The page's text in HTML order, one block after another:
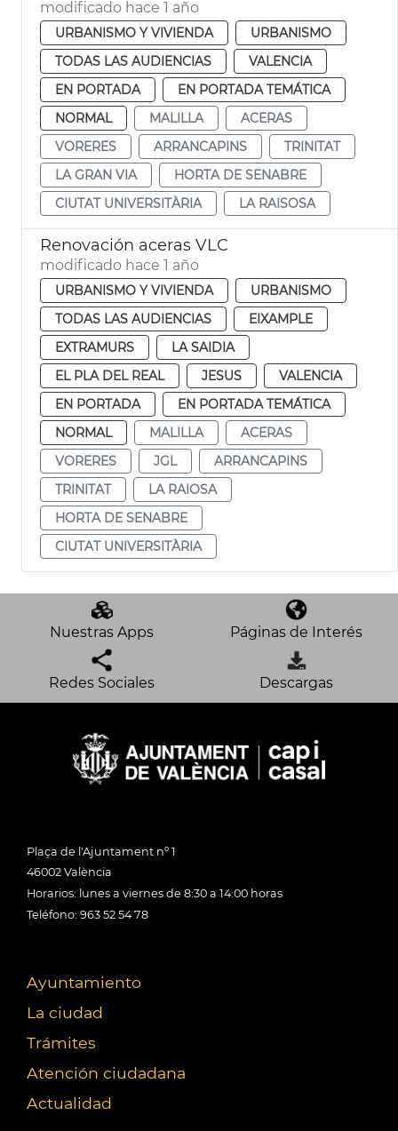
modificado hace 1 año
URBANISMO Y VIVIENDA
URBANISMO
TODAS LAS AUDIENCIAS
VALENCIA
EN PORTADA
EN PORTADA TEMÁTICA
NORMAL
MALILLA
ACERAS
VORERES
ARRANCAPINS
TRINITAT
LA GRAN VIA
HORTA DE SENABRE
CIUTAT UNIVERSITÀRIA
LA RAISOSA
Renovación aceras VLC
modificado hace 1 año
URBANISMO Y VIVIENDA
URBANISMO
TODAS LAS AUDIENCIAS
EIXAMPLE
EXTRAMURS
LA SAIDIA
EL PLA DEL REAL
JESUS
VALENCIA
EN PORTADA
EN PORTADA TEMÁTICA
NORMAL
MALILLA
ACERAS
VORERES
JGL
ARRANCAPINS
TRINITAT
LA RAIOSA
HORTA DE SENABRE
CIUTAT UNIVERSITÀRIA
Nuestras Apps Páginas de Interés
Redes Sociales Descargas
Plaça de l'Ajuntament nº 1
46002 València
Horarios: lunes a viernes de 8:30 a 14:00 horas
Teléfono: 963 52 54 78
Ayuntamiento
La ciudad
Trámites
Atención ciudadana
Actualidad